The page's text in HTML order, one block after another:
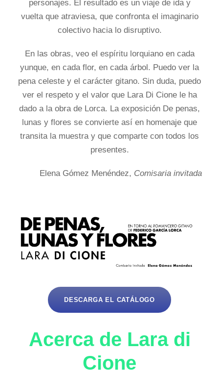
personajes. El resultado es un viaje de ida y
vuelta que atraviesa, que confronta el imaginario
colectivo hacia lo disruptivo.
En las obras, veo el espíritu lorquiano en cada
yunque, en cada flor, en cada árbol. Puedo ver la
pena celeste y el carácter gitano. Sin duda, puedo
ver el respeto y el valor que Lara Di Cione le ha
dado a la obra de Lorca. La exposición De penas,
lunas y flores se convierte así en homenaje que
transita la muestra y que comparte con todos los
presentes.
Elena Gómez Menéndez, Comisaria invitada
DESCARGA EL CATÁLOGO
Acerca de Lara di
Cione